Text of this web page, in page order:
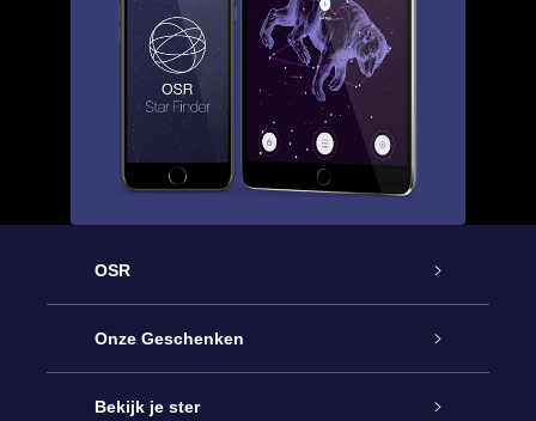
OSR
Service
Contact
Onze Geschenken
Online Star Gift
Bekijk je ster